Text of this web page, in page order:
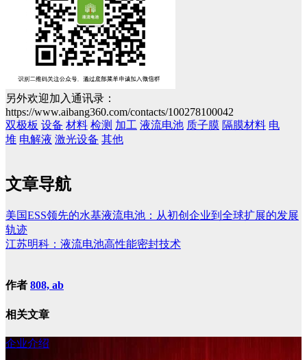
另外欢迎加入通讯录：
https://www.aibang360.com/contacts/100278100042
双极板 设备 材料 检测 加工 液流电池 质子膜 隔膜材料 电
堆 电解液 激光设备 其他
文章导航
美国ESS领先的水基液流电池：从初创企业到全球扩展的发展
轨迹
江苏明科：液流电池高性能密封技术
作者 808, ab
相关文章
企业介绍